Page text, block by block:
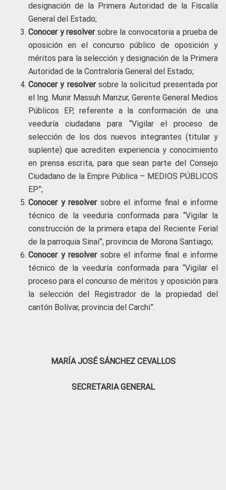
designación de la Primera Autoridad de la Fiscalía
General del Estado;
Conocer y resolversobre la convocatoria a prueba de
oposición en el concurso público de oposición y
méritos para la selección y designación de la Primera
Autoridad de la Contraloría General del Estado;
Conocer y resolver sobre la solicitud presentada por
el Ing. Munir Massuh Manzur, Gerente General Medios
Públicos EP, referente a la conformación de una
veeduría ciudadana para “Vigilar el proceso de
selección de los dos nuevos integrantes (titular y
suplente) que acrediten experiencia y conocimiento
en prensa escrita, para que sean parte del Consejo
Ciudadano de la Empre Pública – MEDIOS PÚBLICOS
EP”;
Conocer y resolver sobre el informe final e informe
técnico de la veeduría conformada para “Vigilar la
construcción de la primera etapa del Reciente Ferial
de la parroquia Sinaí”, provincia de Morona Santiago;
Conocer y resolver sobre el informe final e informe
técnico de la veeduría conformada para “Vigilar el
proceso para el concurso de méritos y oposición para
la selección del Registrador de la propiedad del
cantón Bolívar, provincia del Carchi”.
MARÍA JOSÉ SÁNCHEZ CEVALLOS
SECRETARIA GENERAL